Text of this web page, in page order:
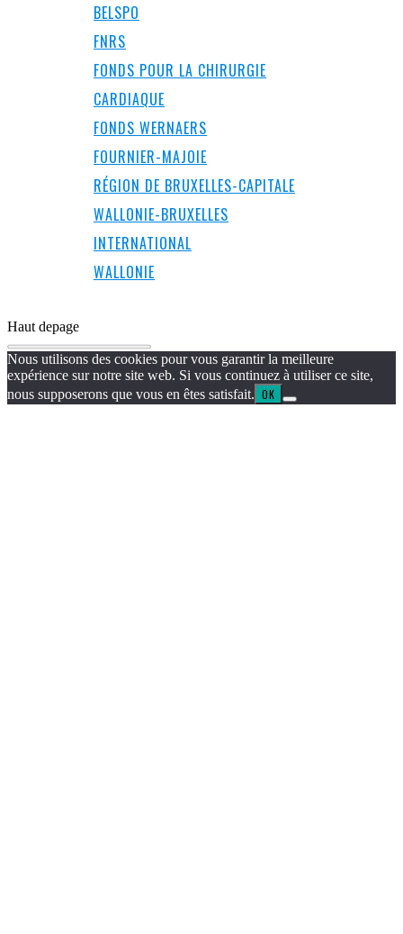
BELSPO
FNRS
FONDS POUR LA CHIRURGIE
CARDIAQUE
FONDS WERNAERS
FOURNIER-MAJOIE
RÉGION DE BRUXELLES-CAPITALE
WALLONIE-BRUXELLES
INTERNATIONAL
WALLONIE
Haut depage
Nous utilisons des cookies pour vous garantir la meilleure
expérience sur notre site web. Si vous continuez à utiliser ce site,
nous supposerons que vous en êtes satisfait. OK